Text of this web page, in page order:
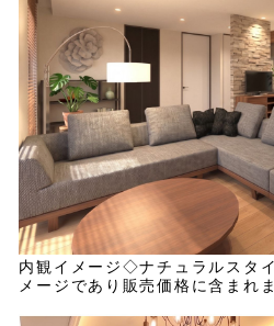
内観イメージ◇ナチュラルスタ
メージであり販売価格に含まれ